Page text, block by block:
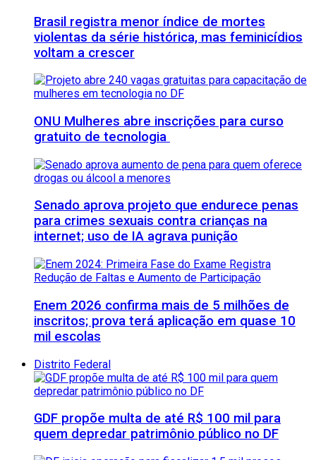
Brasil registra menor índice de mortes
violentas da série histórica, mas feminicídios
voltam a crescer
ONU Mulheres abre inscrições para curso
gratuito de tecnologia
Senado aprova projeto que endurece penas
para crimes sexuais contra crianças na
internet; uso de IA agrava punição
Enem 2026 confirma mais de 5 milhões de
inscritos; prova terá aplicação em quase 10
mil escolas
Distrito Federal
GDF propõe multa de até R$ 100 mil para
quem depredar patrimônio público no DF